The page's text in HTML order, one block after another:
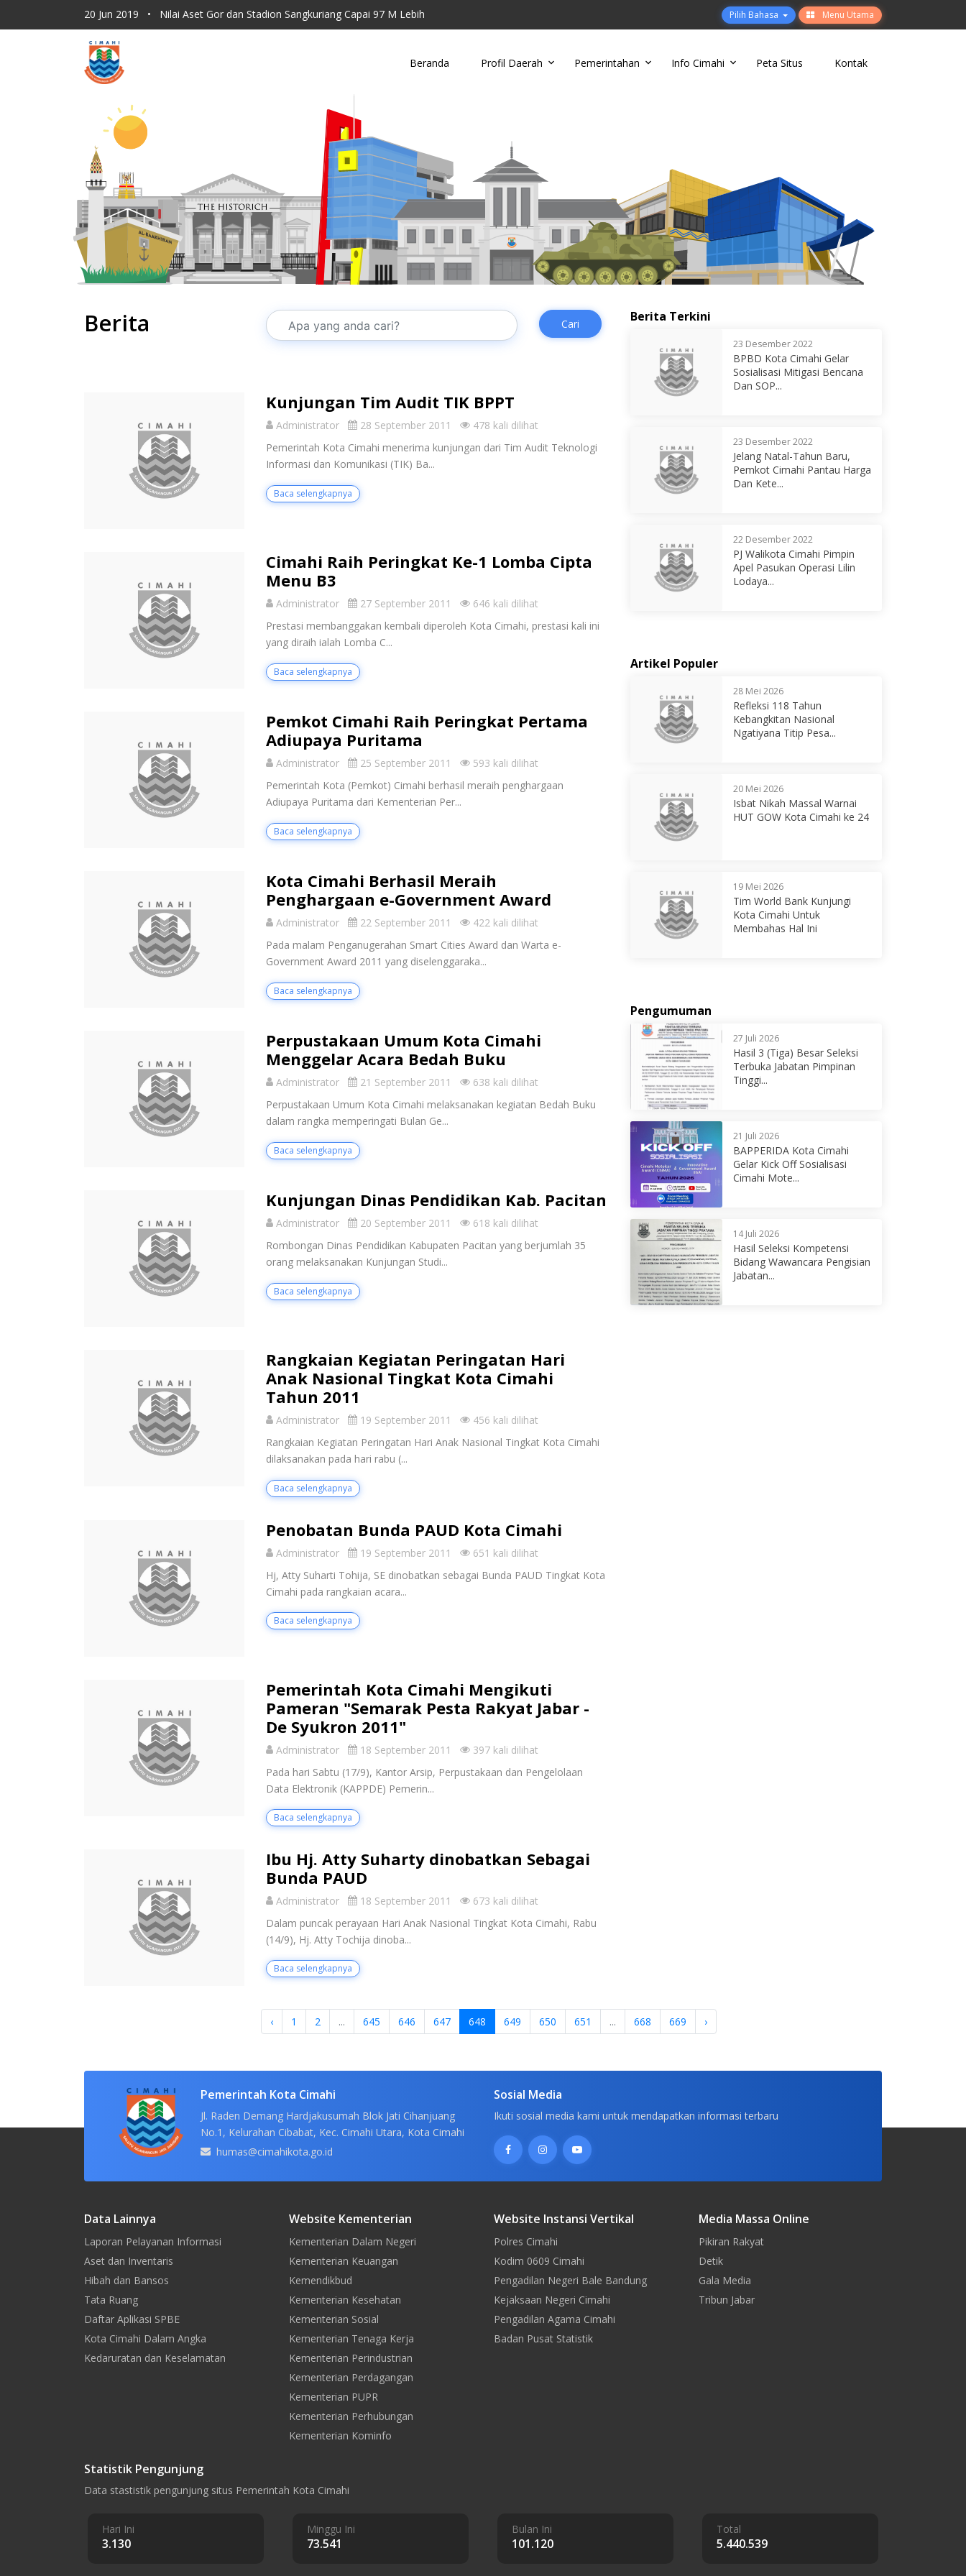
20 Jun 2019 •
Nilai Aset Gor dan Stadion Sangkuriang Capai 97 M Lebih
19 Jun 2019 • Pemkot Cimahi Ajukan 100 Formasi CPNS dan P3K Tahun ini
19 Jun 2019
19 Jun 2019
Kemeriahan HUT Kota Cimahi ke-18 Bersama Masyarakat
24 Jun 2019
Pilih Bahasa Menu Utama
Beranda Profil Daerah Pemerintahan Info Cimahi Peta Situs Kontak
Berita Cari
Kunjungan Tim Audit TIK BPPT
Administrator 28 September 2011
478 kali dilihat
Pemerintah Kota Cimahi menerima kunjungan dari Tim Audit Teknologi
Informasi dan Komunikasi (TIK) Ba...
Baca selengkapnya
Cimahi Raih Peringkat Ke-1 Lomba Cipta
Menu B3
Administrator 27 September 2011
646 kali dilihat
Prestasi membanggakan kembali diperoleh Kota Cimahi, prestasi kali ini
yang diraih ialah Lomba C...
Baca selengkapnya
Pemkot Cimahi Raih Peringkat Pertama
Adiupaya Puritama
Administrator 25 September 2011
593 kali dilihat
Pemerintah Kota (Pemkot) Cimahi berhasil meraih penghargaan
Adiupaya Puritama dari Kementerian Per...
Baca selengkapnya
Kota Cimahi Berhasil Meraih
Penghargaan e-Government Award
Administrator 22 September 2011
422 kali dilihat
Pada malam Penganugerahan Smart Cities Award dan Warta e-
Government Award 2011 yang diselenggaraka...
Baca selengkapnya
Perpustakaan Umum Kota Cimahi
Menggelar Acara Bedah Buku
Administrator 21 September 2011
638 kali dilihat
Perpustakaan Umum Kota Cimahi melaksanakan kegiatan Bedah Buku
dalam rangka memperingati Bulan Ge...
Baca selengkapnya
Kunjungan Dinas Pendidikan Kab. Pacitan
Administrator 20 September 2011
618 kali dilihat
Rombongan Dinas Pendidikan Kabupaten Pacitan yang berjumlah 35
orang melaksanakan Kunjungan Studi...
Baca selengkapnya
Rangkaian Kegiatan Peringatan Hari
Anak Nasional Tingkat Kota Cimahi
Tahun 2011
Administrator 19 September 2011
456 kali dilihat
Rangkaian Kegiatan Peringatan Hari Anak Nasional Tingkat Kota Cimahi
dilaksanakan pada hari rabu (...
Baca selengkapnya
Penobatan Bunda PAUD Kota Cimahi
Administrator 19 September 2011
651 kali dilihat
Hj, Atty Suharti Tohija, SE dinobatkan sebagai Bunda PAUD Tingkat Kota
Cimahi pada rangkaian acara...
Baca selengkapnya
Pemerintah Kota Cimahi Mengikuti
Pameran "Semarak Pesta Rakyat Jabar -
De Syukron 2011"
Administrator 18 September 2011
397 kali dilihat
Pada hari Sabtu (17/9), Kantor Arsip, Perpustakaan dan Pengelolaan
Data Elektronik (KAPPDE) Pemerin...
Baca selengkapnya
Ibu Hj. Atty Suharty dinobatkan Sebagai
Bunda PAUD
Administrator 18 September 2011
673 kali dilihat
Dalam puncak perayaan Hari Anak Nasional Tingkat Kota Cimahi, Rabu
(14/9), Hj. Atty Tochija dinoba...
Baca selengkapnya
Berita Terkini
23 Desember 2022
BPBD Kota Cimahi Gelar
Sosialisasi Mitigasi Bencana
Dan SOP...
23 Desember 2022
Jelang Natal-Tahun Baru,
Pemkot Cimahi Pantau Harga
Dan Kete...
22 Desember 2022
PJ Walikota Cimahi Pimpin
Apel Pasukan Operasi Lilin
Lodaya...
Artikel Populer
28 Mei 2026
Refleksi 118 Tahun
Kebangkitan Nasional
Ngatiyana Titip Pesa...
20 Mei 2026
Isbat Nikah Massal Warnai
HUT GOW Kota Cimahi ke 24
19 Mei 2026
Tim World Bank Kunjungi
Kota Cimahi Untuk
Membahas Hal Ini
Pengumuman
27 Juli 2026
Hasil 3 (Tiga) Besar Seleksi
Terbuka Jabatan Pimpinan
Tinggi...
21 Juli 2026
BAPPERIDA Kota Cimahi
Gelar Kick Off Sosialisasi
Cimahi Mote...
14 Juli 2026
Hasil Seleksi Kompetensi
Bidang Wawancara Pengisian
Jabatan...
‹ 1 2 ... 645 646 647 648 649 650 651 ... 668 669 ›
Pemerintah Kota Cimahi
Jl. Raden Demang Hardjakusumah Blok Jati Cihanjuang
No.1, Kelurahan Cibabat, Kec. Cimahi Utara, Kota Cimahi
humas@cimahikota.go.id
Sosial Media
Ikuti sosial media kami untuk mendapatkan informasi terbaru
Data Lainnya
Laporan Pelayanan Informasi
Aset dan Inventaris
Hibah dan Bansos
Tata Ruang
Daftar Aplikasi SPBE
Kota Cimahi Dalam Angka
Kedaruratan dan Keselamatan
Website Kementerian
Kementerian Dalam Negeri
Kementerian Keuangan
Kemendikbud
Kementerian Kesehatan
Kementerian Sosial
Kementerian Tenaga Kerja
Kementerian Perindustrian
Kementerian Perdagangan
Kementerian PUPR
Kementerian Perhubungan
Kementerian Kominfo
Website Instansi Vertikal
Polres Cimahi
Kodim 0609 Cimahi
Pengadilan Negeri Bale Bandung
Kejaksaan Negeri Cimahi
Pengadilan Agama Cimahi
Badan Pusat Statistik
Media Massa Online
Pikiran Rakyat
Detik
Gala Media
Tribun Jabar
Statistik Pengunjung
Data stastistik pengunjung situs Pemerintah Kota Cimahi
Hari Ini
3.130
Minggu Ini
73.541
Bulan Ini
101.120
Total
5.440.539